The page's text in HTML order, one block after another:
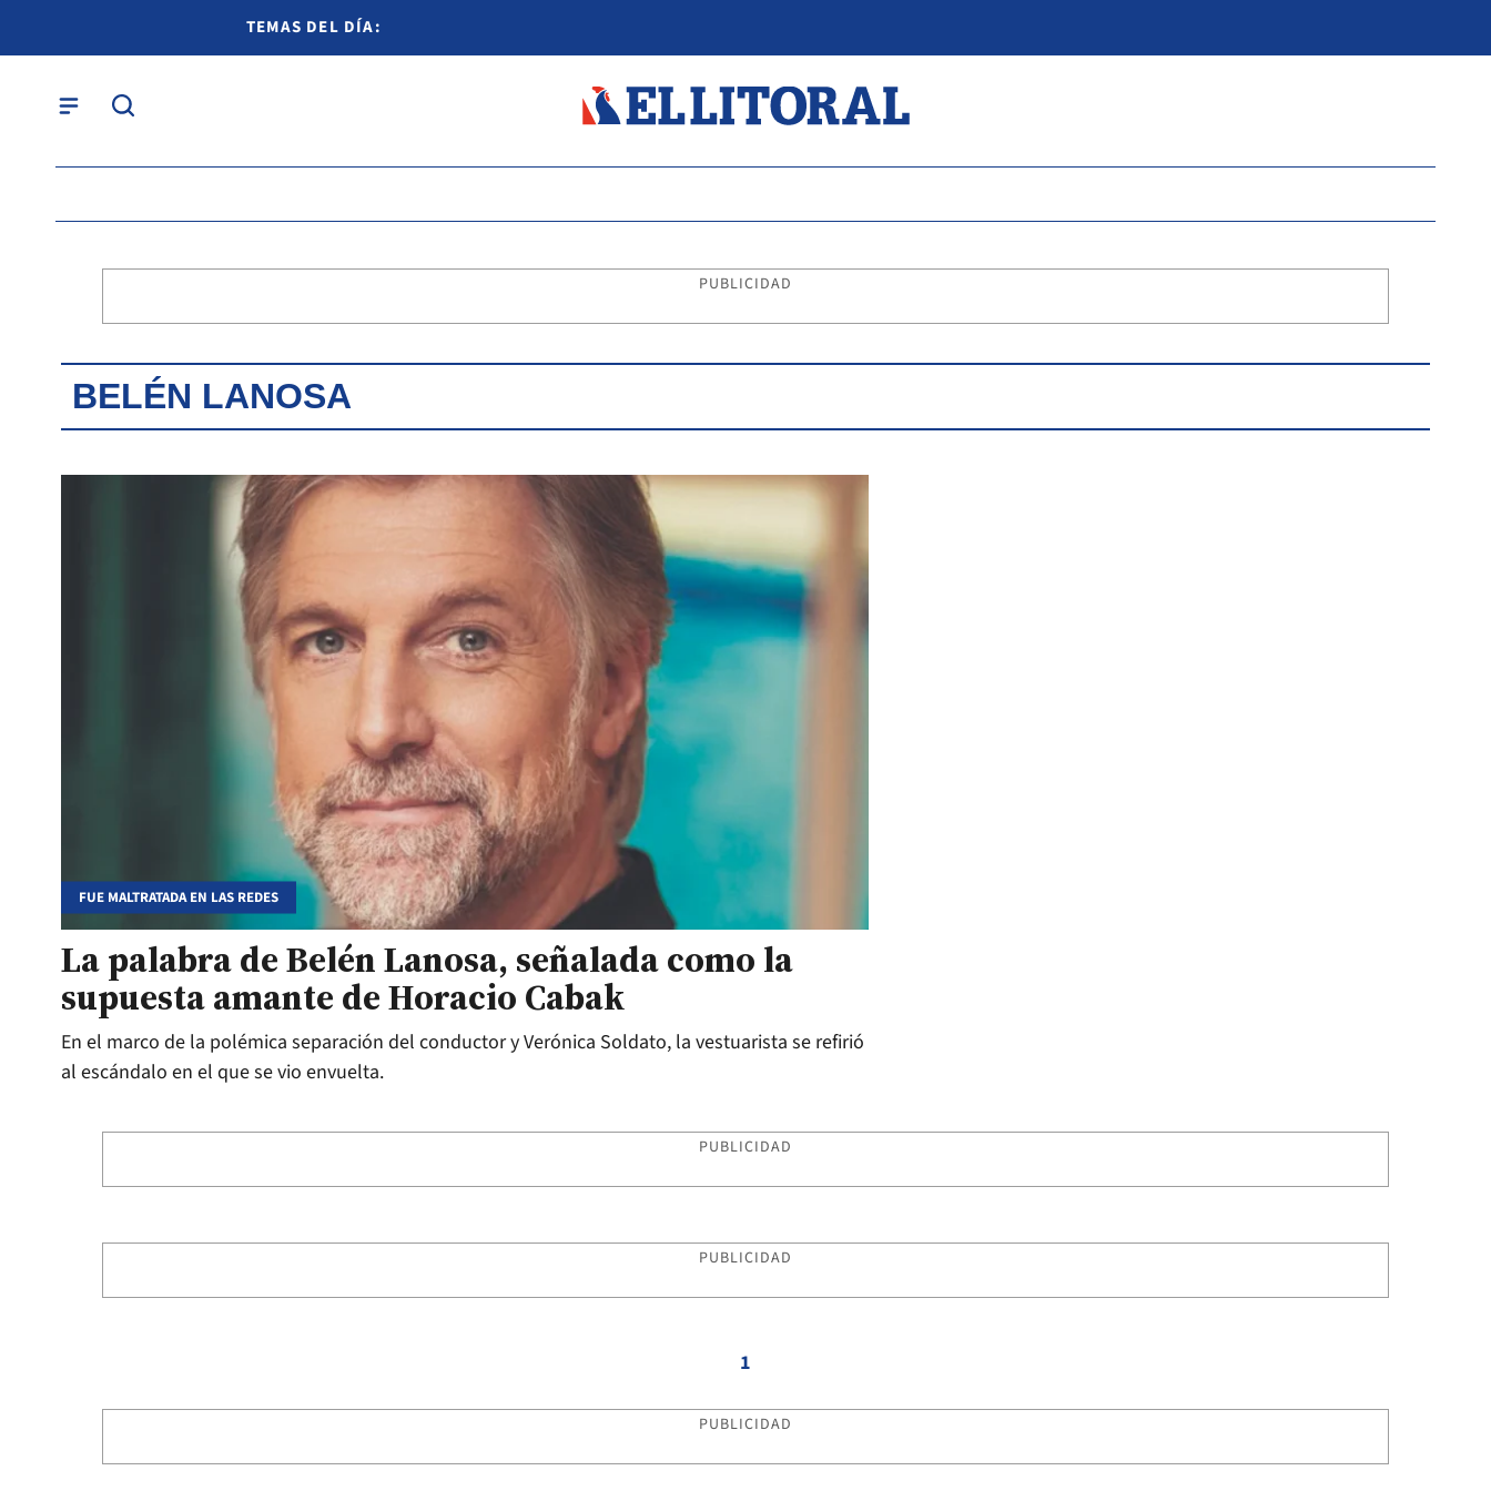
TEMAS DEL DÍA:
PUBLICIDAD
BELÉN LANOSA
FUE MALTRATADA EN LAS REDES
La palabra de Belén Lanosa, señalada como la
supuesta amante de Horacio Cabak
En el marco de la polémica separación del conductor y Verónica Soldato, la vestuarista se refirió
al escándalo en el que se vio envuelta.
PUBLICIDAD
PUBLICIDAD
1
PUBLICIDAD